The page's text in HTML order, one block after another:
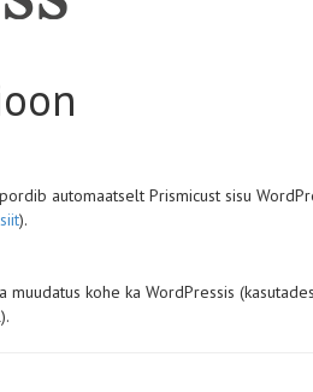
automaatselt Prismicust sisu
siit).
kohe ka WordPressis